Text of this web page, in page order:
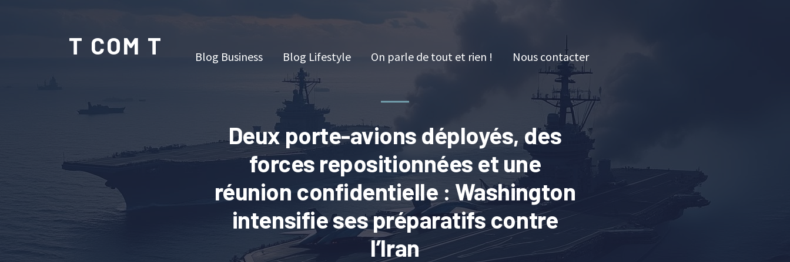
T COM T Blog Business Blog Lifestyle On parle de tout et rien ! Nous contacter
Deux porte-avions déployés, des
forces repositionnées et une
réunion confidentielle : Washington
intensifie ses préparatifs contre
l’Iran